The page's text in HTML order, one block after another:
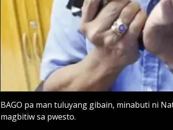
BAGO pa man tuluyang gibain, minabuti ni
magbitiw sa pwesto.